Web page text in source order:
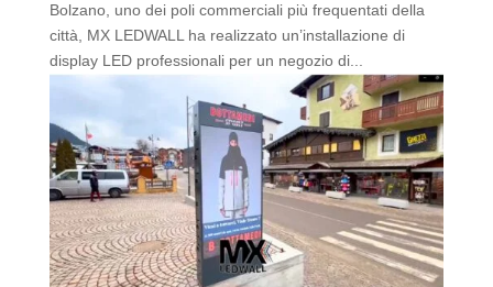
Bolzano, uno dei poli commerciali più frequentati della
città, MX LEDWALL ha realizzato un’installazione di
display LED professionali per un negozio di...